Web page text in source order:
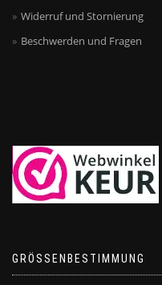
Widerruf und Stornierung
Beschwerden und Fragen
GRÖSSENBESTIMMUNG